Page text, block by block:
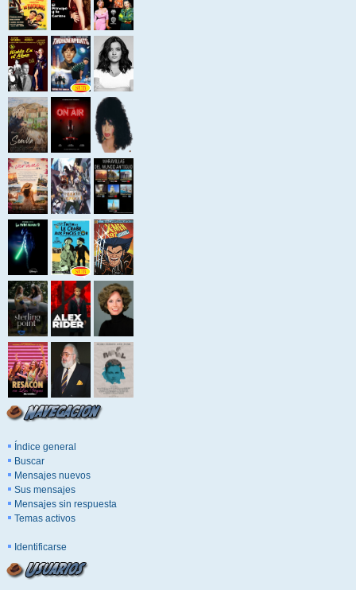
Índice general
Buscar
Mensajes nuevos
Sus mensajes
Mensajes sin respuesta
Temas activos
Identificarse